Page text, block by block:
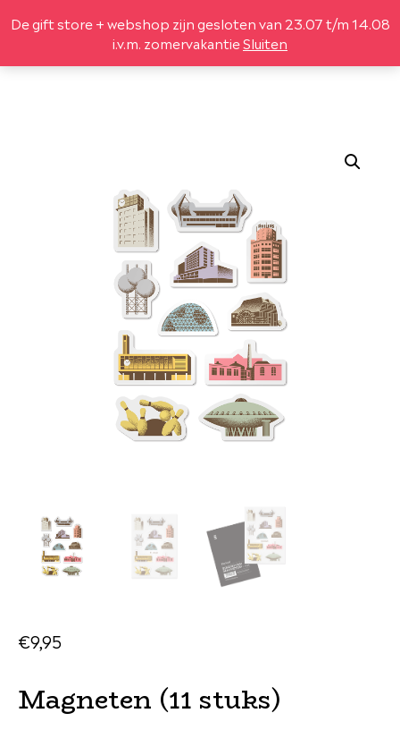
LIFESTYLE
LEKKER
GIFTBOX
OVER
€9,95
Magneten (11 stuks)
De gift store + webshop zijn gesloten van 23.07 t/m 14.08
i.v.m. zomervakantieSluiten